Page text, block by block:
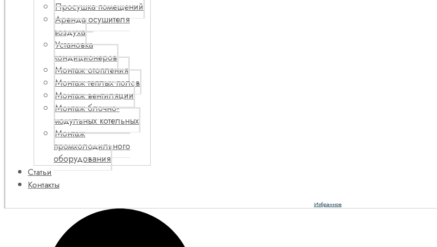
Просушка помещений
Аренда осушителя
воздуха
Установка
кондиционеров
Монтаж отопления
Монтаж теплых полов
Монтаж вентиляции
Монтаж блочно-
модульных котельных
Монтаж
промхолодильного
оборудования
Статьи
Контакты
Избранное